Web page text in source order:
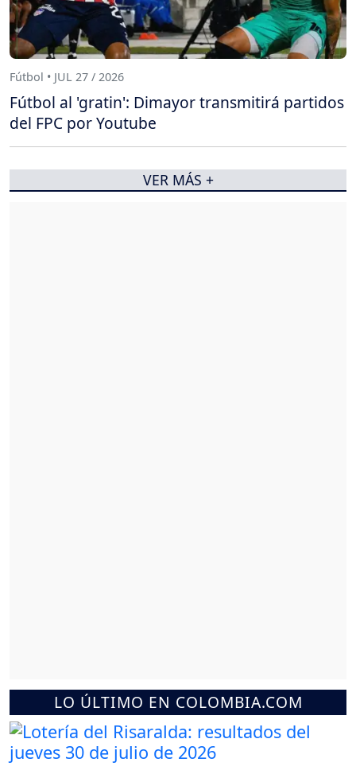
LO ÚLTIMO EN COLOMBIA.COM
Fútbol • JUL 27 / 2026
Fútbol al 'gratin': Dimayor transmitirá partidos
del FPC por Youtube
VER MÁS +